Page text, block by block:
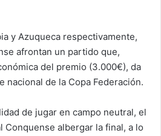
y Azuqueca respectivamente,
afrontan un partido que,
del premio (3.000€), da
nacional de la Copa Federación.
de jugar en campo neutral, el
Conquense albergar la final, a lo